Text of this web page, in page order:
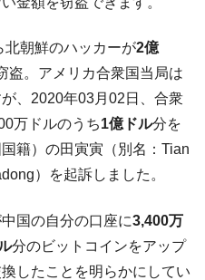
輸出を異常増加させる ⇒ 中
導体絶好調」のウラで他業
す現況は決して良くない。
】韓国消費者院が『クーパ
を認定 ⇒ 総額3兆7,000億
東部では干ばつ
公示
ォン安が急進！ 日米の協調
は。
北朝鮮のハッカーが2億
盗。アメリカ合衆国当局は
、2020年03月02日、合衆
万ドルのうち1億ドル分を
籍）の田寅寅（別名：Tian
）を起訴しました。
国の自分の口座に3,400万
分のビットコインをアップ
したことを明らかにしてい